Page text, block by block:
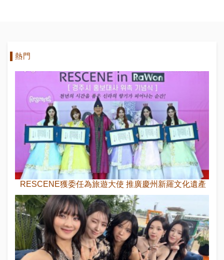
熱門
RESCENE獲委任為旅遊大使 推廣慶州新羅文化遺產